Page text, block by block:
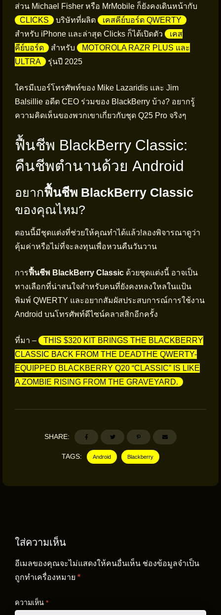
ส่วน Michael Fisher หรือ MrMobile ก็ยังคงเดินหน้ากับ
CLICKS
บริษัทที่ผลิต
เคสคีย์บอร์ด QWERTY
สำหรับ iPhone และล่าสุด Clicks ก็ได้เปิดตัว
เคส
คีย์บอร์ด
สำหรับ
MOTOROLA RAZR PLUS และ
ULTRA
รุ่นปี 2025
ใครมีเบอร์โทรศัพท์ของ Mike Lazaridis และ Jim
Balsillie อดีต CEO ร่วมของ BlackBerry บ้าง? อยากรู้
ความคิดเห็นของพวกเขาเกี่ยวกับชุด Q25 Pro จริงๆ
ฟื้นชีพ BlackBerry Classic:
คืนชีพตำนานด้วย Android
อยากฟื้นชีพ BlackBerry Classic
ของคุณไหม?
ตอนนี้มีชุดแต่งที่ช่วยให้คุณทำได้แล้ว!ลองพิจารณาดูว่า
คุ้มค่าหรือไม่ที่จะลงทุนเพื่อหวนคืนวันวาน
การฟื้นชีพ BlackBerry Classic ด้วยชุดแต่งนี้ อาจเป็น
ทางเลือกที่น่าสนใจสำหรับคนที่ยังคงหลงใหลในแป้น
พิมพ์ QWERTY และอยากสัมผัสประสบการณ์การใช้งาน
Android บนโทรศัพท์ดีไซน์คลาสสิกอีกครั้ง
ที่มา –
THIS $320 KIT BRINGS THE BLACKBERRY
CLASSIC BACK FROM THE DEADTHE QWERTY-
EQUIPPED BLACKBERRY Q20 “CLASSIC” IS LIKE
A ZOMBIE RISING FROM THE GRAVEYARD.
SHARE:
TAGS: Android Blackberry
ใส่ความเห็น
อีเมลของคุณจะไม่แสดงให้คนอื่นเห็น ช่องข้อมูลจำเป็น
ถูกทำเครื่องหมาย *
ความเห็น *